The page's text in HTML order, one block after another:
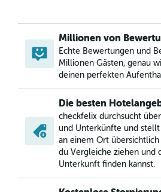
Millionen von
Echte Bewertungen und
Millionen Gästen, genau
deinen perfekten
Die besten
checkfelix durchsucht
und Unterkünfte und stellt
an einem Ort übersichtlich
du Vergleiche ziehen und
Unterkunft finden kannst.